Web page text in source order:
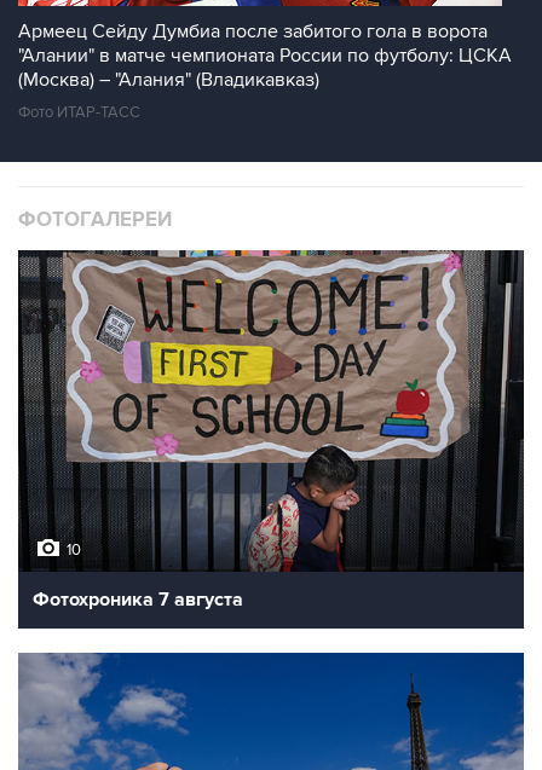
Армеец Сейду Думбиа после забитого гола в ворота
"Алании" в матче чемпионата России по футболу: ЦСКА
(Москва) – "Алания" (Владикавказ)
Фото ИТАР-ТАСС
ФОТОГАЛЕРЕИ
10
Фотохроника 7 августа